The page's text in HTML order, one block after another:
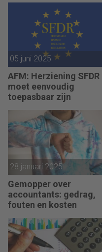
05 juni 2025
AFM: Herziening SFDR
moet eenvoudig
toepasbaar zijn
28 januari 2025
Gemopper over
accountants: gedrag,
fouten en kosten